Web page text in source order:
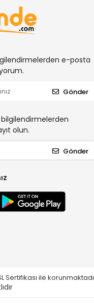
e-posta
Gönder
olun.
Gönder
Sertifikası ile